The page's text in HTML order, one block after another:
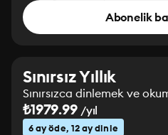
Abonelik
Sınırsız Yıllık
Sınırsızca dinlemek ve
₺1979.99/yıl
6 ay öde, 12 ay dinle